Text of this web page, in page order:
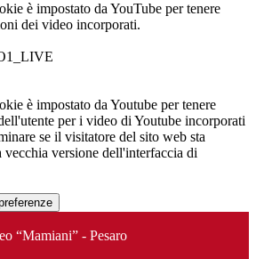
è impostato da YouTube per tenere
dei video incorporati.
è impostato da Youtube per tenere
per i video di Youtube incorporati
se il visitatore del sito web sta
versione dell'interfaccia di
“Mamiani” - Pesaro